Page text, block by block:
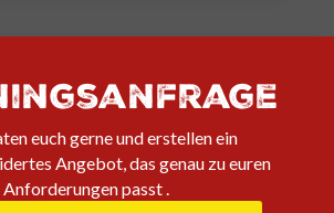
euch gerne und erstellen ein
Angebot, das genau zu euren
Anforderungen passt .